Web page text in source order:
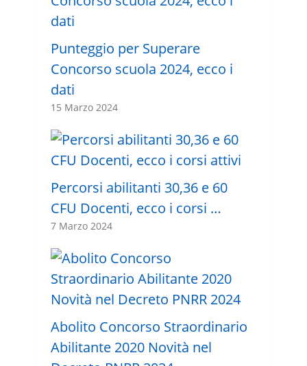
Punteggio per Superare
Concorso scuola 2024, ecco i
dati
15 Marzo 2024
Percorsi abilitanti 30,36 e 60
CFU Docenti, ecco i corsi …
7 Marzo 2024
Abolito Concorso Straordinario
Abilitante 2020 Novità nel